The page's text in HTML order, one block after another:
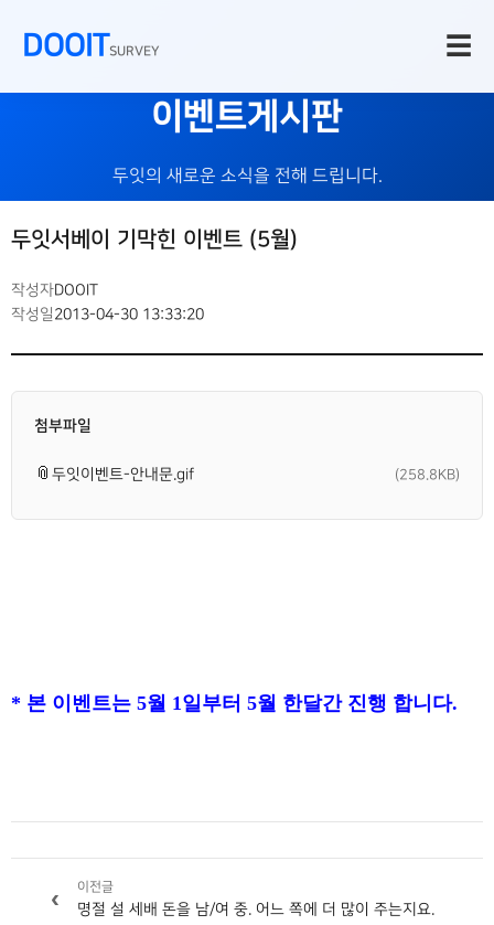
DOOITSURVEY ☰
이벤트게시판
두잇의 새로운 소식을 전해 드립니다.
두잇서베이 기막힌 이벤트 (5월)
작성자DOOIT
작성일2013-04-30 13:33:20
첨부파일
📎 두잇이벤트-안내문.gif (258.8KB)
* 본 이벤트는 5월 1일부터 5월 한달간 진행 합니다.
‹ 이전글
명절 설 세배 돈을 남/여 중. 어느 쪽에 더 많이 주는지요.